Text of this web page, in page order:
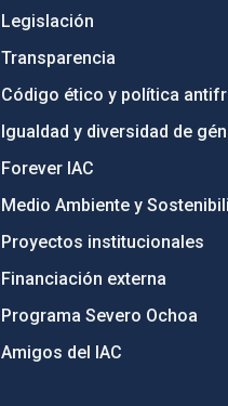
Legislación
Transparencia
Código ético y política
Igualdad y diversidad de
Forever IAC
Medio Ambiente y
Proyectos institucionales
Financiación externa
Programa Severo Ochoa
Amigos del IAC